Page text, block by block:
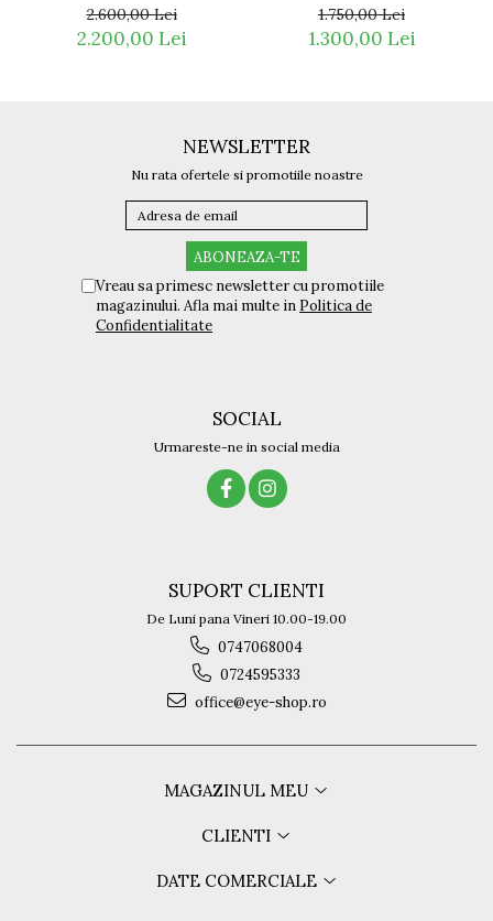
2.600,00 Lei
2.200,00 Lei
1.750,00 Lei
1.300,00 Lei
NEWSLETTER
Nu rata ofertele si promotiile noastre
Vreau sa primesc newsletter cu promotiile
magazinului. Afla mai multe in Politica de
Confidentialitate
SOCIAL
Urmareste-ne in social media
SUPORT CLIENTI
De Luni pana Vineri 10.00-19.00
0747068004
0724595333
office@eye-shop.ro
MAGAZINUL MEU
CLIENTI
DATE COMERCIALE